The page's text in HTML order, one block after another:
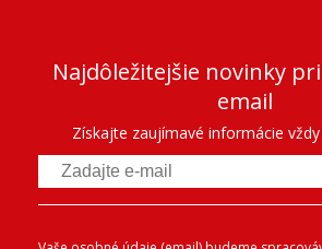
Najdôležitejšie novinky
email
Získajte zaujímavé informácie